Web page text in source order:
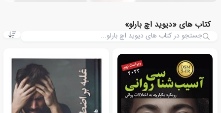
کتاب های «دیوید اچ بارلو»